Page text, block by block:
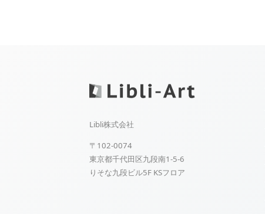
Libli株式会社
〒102-0074
東京都千代田区九段南1-5-6
りそな九段ビル5F KSフロア